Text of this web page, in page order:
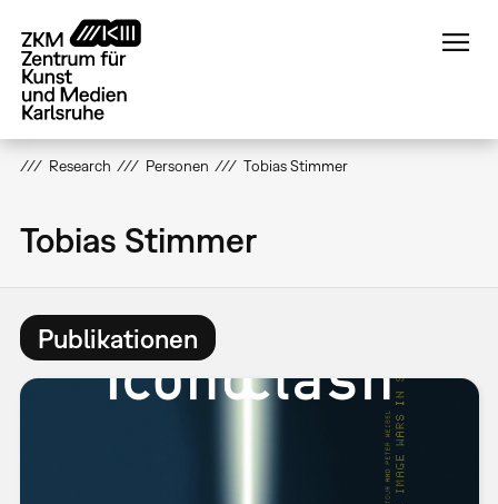
zum
Inhalt
Research Personen Tobias Stimmer
Tobias Stimmer
Publikationen